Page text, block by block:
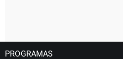
PROGRAMAS